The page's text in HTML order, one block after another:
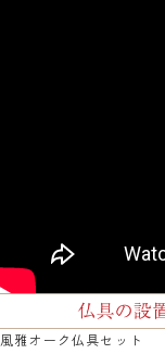
風雅オーク仏具セット